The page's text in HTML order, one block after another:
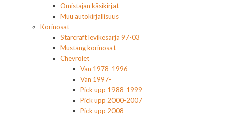
Omistajan käsikirjat
Muu autokirjallisuus
Korinosat
Starcraft levikesarja 97-03
Mustang korinosat
Chevrolet
Van 1978-1996
Van 1997-
Pick upp 1988-1999
Pick upp 2000-2007
Pick upp 2008-